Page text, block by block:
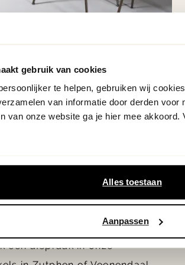
gebruik van cookies
te helpen, gebruiken wij
van informatie door derden voor
van onze website ga je hier mee akkoord.
Alles toestaan
Aanpassen
hoe jouw
voor je klaar met
in de winkel en aan
een afspraak in onze